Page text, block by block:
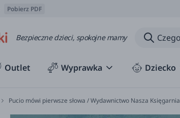
Pobierz PDF
Bezpieczne dzieci, spokojne mamy
Outlet Wyprawka Dziecko
Pucio mówi pierwsze słowa / Wydawnictwo Nasza Księgarnia